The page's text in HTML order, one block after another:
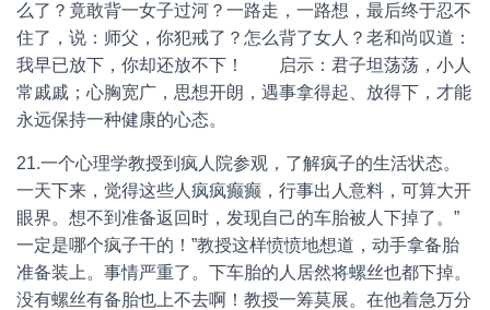
么了？竟敢背一女子过河？一路走，一路想，最后终于忍不
住了，说：师父，你犯戒了？怎么背了女人？老和尚叹道：
我早已放下，你却还放不下！ 启示：君子坦荡荡，小人
常戚戚；心胸宽广，思想开朗，遇事拿得起、放得下，才能
永远保持一种健康的心态。
21.一个心理学教授到疯人院参观，了解疯子的生活状态。
一天下来，觉得这些人疯疯癫癫，行事出人意料，可算大开
眼界。想不到准备返回时，发现自己的车胎被人下掉了。”
一定是哪个疯子干的！”教授这样愤愤地想道，动手拿备胎
准备装上。事情严重了。下车胎的人居然将螺丝也都下掉。
没有螺丝有备胎也上不去啊！教授一筹莫展。在他着急万分